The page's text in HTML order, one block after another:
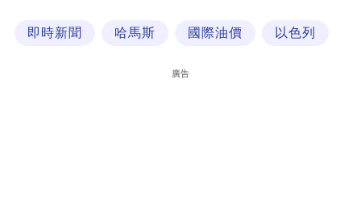
即時新聞 哈馬斯 國際油價 以色列
廣告